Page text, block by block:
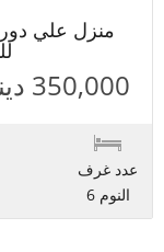
منزل علي
350,000 دينار
عدد غرف
النوم 6